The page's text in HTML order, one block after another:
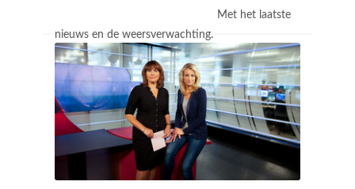
Met het laatste
nieuws en de weersverwachting.